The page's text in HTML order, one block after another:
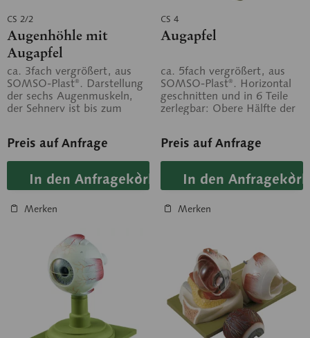
CS 2/2
Augenhöhle mit
Augapfel
ca. 3fach vergrößert, aus
SOMSO-Plast®. Darstellung
der sechs Augenmuskeln,
der Sehnerv ist bis zum
Preis auf Anfrage
In den Anfragekorb
Merken
CS 4
Augapfel
ca. 5fach vergrößert, aus
SOMSO-Plast®. Horizontal
geschnitten und in 6 Teile
zerlegbar: Obere Hälfte der
Preis auf Anfrage
In den Anfragekorb
Merken